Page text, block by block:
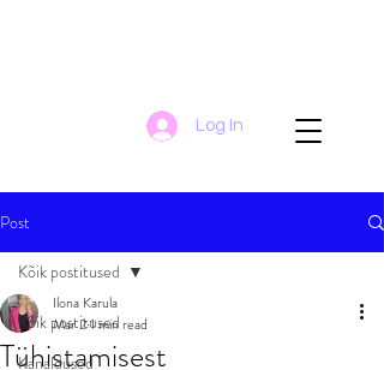
Log In
Post
Kõik postitused
Kanaldused
Kõik postitused
Tühistamisest
Ilona Karula
Mar 21 min read